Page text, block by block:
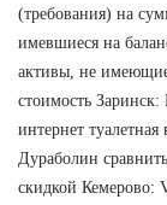
(требования) на
имевшиеся на
активы, не
стоимость
интернет
Дураболин
скидкой Кемерово: